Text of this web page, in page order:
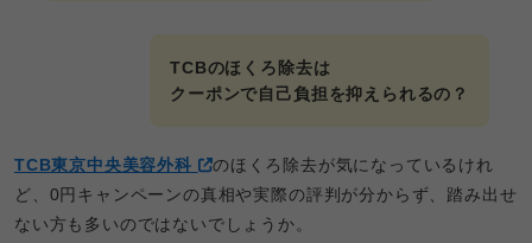
TCBのほくろ除去は
クーポンで自己負担を抑えられるの？
TCB東京中央美容外科
のほくろ除去が気になっているけれ
ど、0円キャンペーンの真相や実際の評判が分からず、踏み出せ
ない方も多いのではないでしょうか。